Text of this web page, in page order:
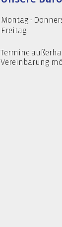
Montag -
Freitag
Termine
Vereinbarung